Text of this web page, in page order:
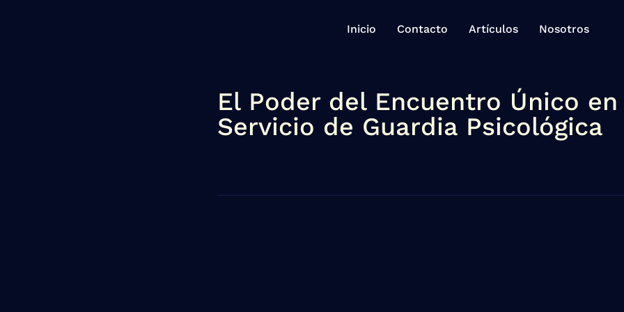
Inicio Contacto Artículos Nosotros
El Poder del Encuentro Único
Servicio de Guardia Psicológica